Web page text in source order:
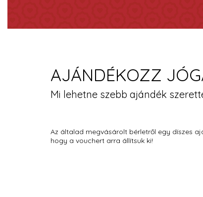
AJÁNDÉKOZZ
Mi lehetne szebb ajándék
Az általad megvásárolt bérletről egy díszes
hogy a vouchert arra állítsuk ki!